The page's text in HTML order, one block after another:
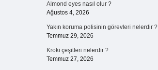
Almond eyes nasıl olur ?
Ağustos 4, 2026
Yakın koruma polisinin görevleri nelerdir ?
Temmuz 29, 2026
Kroki çeşitleri nelerdir ?
Temmuz 27, 2026